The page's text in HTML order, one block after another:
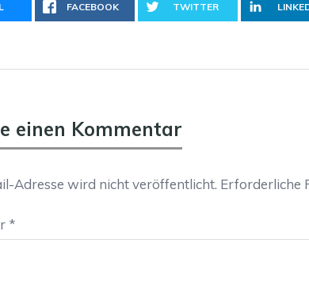
FACEBOOK TWITTER
einen Kommentar
Adresse wird nicht veröffentlicht. Erforderliche
*